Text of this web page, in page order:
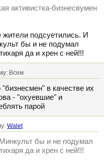
активистка-бизнесвумен
жители подсуетились. И
бы и не подумал
да и хрен с ней!!!
Всем
в качестве их
- "охуевшие" и
парой
Walet
бы и не подумал
да и хрен с ней!!!